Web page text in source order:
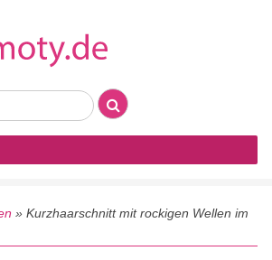
» Kurzhaarschnitt mit rockigen Wellen im